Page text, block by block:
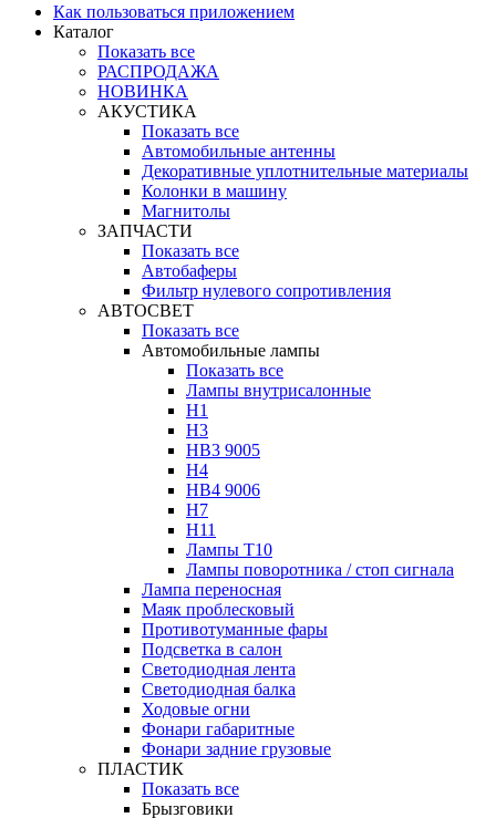
Как пользоваться приложением
Каталог
Показать все
РАСПРОДАЖА
НОВИНКА
АКУСТИКА
Показать все
Автомобильные антенны
Декоративные уплотнительные материалы
Колонки в машину
Магнитолы
ЗАПЧАСТИ
Показать все
Автобаферы
Фильтр нулевого сопротивления
АВТОСВЕТ
Показать все
Автомобильные лампы
Показать все
Лампы внутрисалонные
H1
H3
HB3 9005
H4
HB4 9006
H7
H11
Лампы Т10
Лампы поворотника / стоп сигнала
Лампа переносная
Маяк проблесковый
Противотуманные фары
Подсветка в салон
Светодиодная лента
Светодиодная балка
Ходовые огни
Фонари габаритные
Фонари задние грузовые
ПЛАСТИК
Показать все
Брызговики